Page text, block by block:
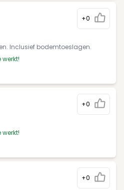
+0
Inclusief bodemtoeslagen.
+0
+0